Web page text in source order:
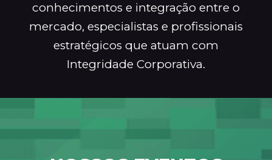
conhecimentos e integração entre o
mercado, especialistas e profissionais
estratégicos que atuam com
Integridade Corporativa.